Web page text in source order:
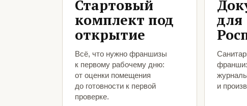
Стартовый
комплект под
открытие
Всё, что нужно франшизы
к первому рабочему дню:
от оценки помещения
до готовности к первой
проверке.
для
и